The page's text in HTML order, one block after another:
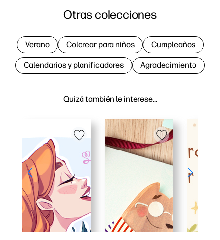
Quizá también le interese…
Otras colecciones
Verano Colorear para niños Cumpleaños
Calendarios y planificadores Agradecimiento